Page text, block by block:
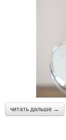
читать дальше →